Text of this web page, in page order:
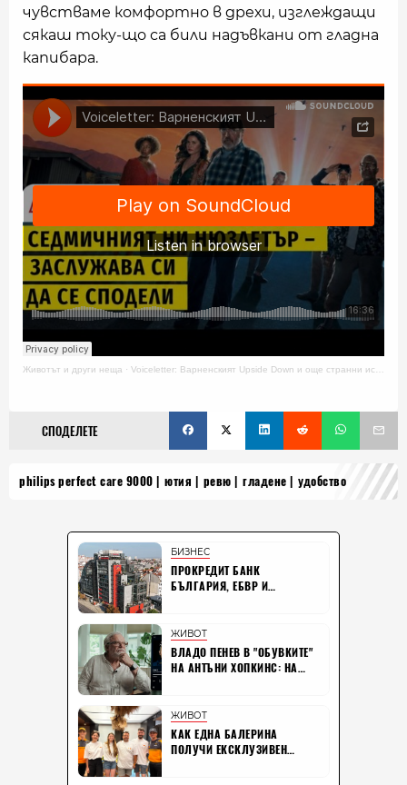
чувстваме комфортно в дрехи, изглеждащи
сякаш току-що са били надъвкани от гладна
капибара.
Животът и други неща · Voiceletter: Варненският Upside Down и още странни истории, Епизод 17
СПОДЕЛЕТЕ
philips perfect care 9000 ютия ревю гладене удобство